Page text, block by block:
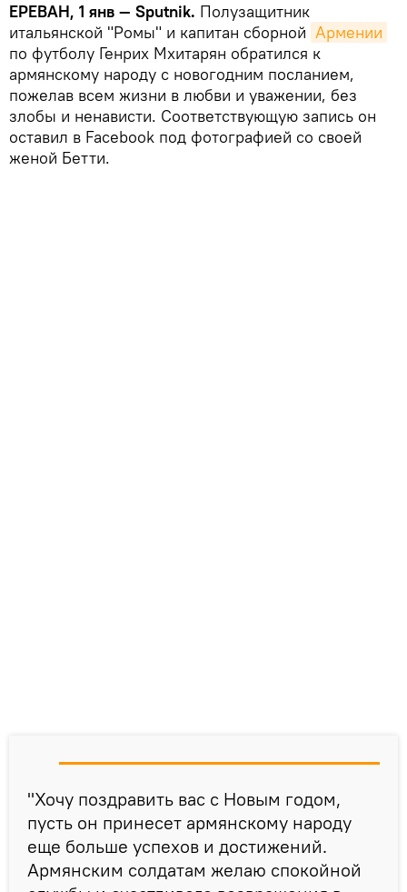
ЕРЕВАН, 1 янв — Sputnik. Полузащитник
итальянской "Ромы" и капитан сборной Армении
по футболу Генрих Мхитарян обратился к
армянскому народу с новогодним посланием,
пожелав всем жизни в любви и уважении, без
злобы и ненависти. Соответствующую запись он
оставил в Facebook под фотографией со своей
женой Бетти.
"Хочу поздравить вас с Новым годом,
пусть он принесет армянскому народу
еще больше успехов и достижений.
Армянским солдатам желаю спокойной